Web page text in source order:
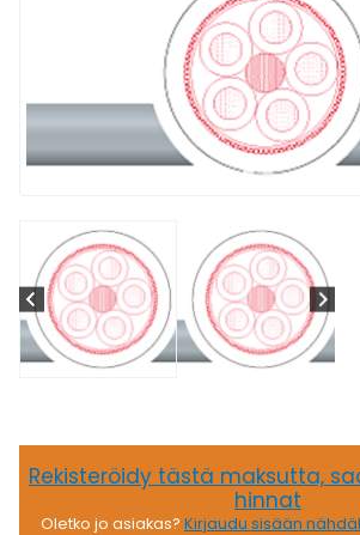
Rekisteröidy tästä maksutta,
hinnat
Oletko jo asiakas? Kirjaudu sisään